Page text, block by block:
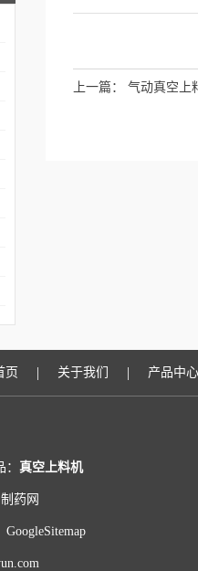
上一篇： 气动真空上
页 | 关于我们 | 产品中心
真空上料机
制药网
GoogleSitemap